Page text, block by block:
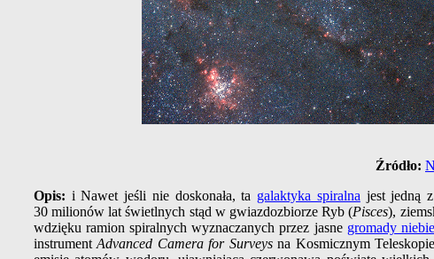
Źródło:
Opis: i Nawet jeśli nie doskonała, ta galaktyka spiralna jest jedną
30 milionów lat świetlnych stąd w gwiazdozbiorze Ryb (Pisces),
wdzięku ramion spiralnych wyznaczanych przez jasne gromady
instrumentAdvanced Camera for Surveysna Kosmicznym